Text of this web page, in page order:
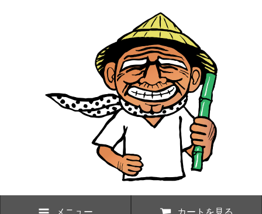
メニュー カートを見る